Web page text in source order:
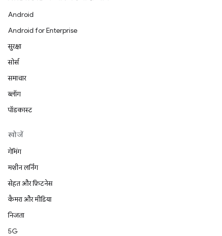
Android
Android for Enterprise
सुरक्षा
सोर्स
समाचार
ब्लॉग
पॉडकास्ट
खोजें
गेमिंग
मशीन लर्निंग
सेहत और फ़िटनेस
कैमरा और मीडिया
निजता
5G